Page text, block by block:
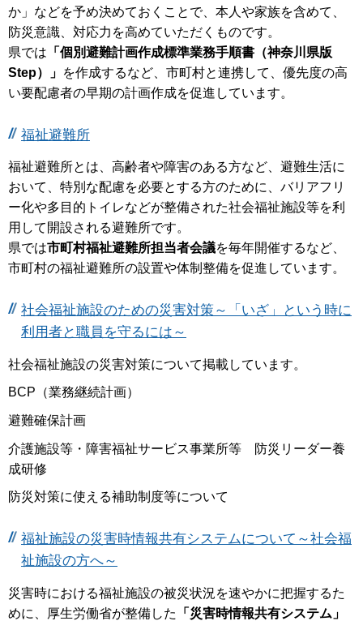
か」などを予め決めておくことで、本人や家族を含めて、
防災意識、対応力を高めていただくものです。
県では 「個別避難計画作成標準業務手順書（神奈川県版
Step）」 を作成するなど、市町村と連携して、優先度の高
い要配慮者の早期の計画作成を促進しています。
福祉避難所
福祉避難所とは、高齢者や障害のある方など、避難生活に
おいて、特別な配慮を必要とする方のために、バリアフリ
ー化や多目的トイレなどが整備された社会福祉施設等を利
用して開設される避難所です。
県では市町村福祉避難所担当者会議を毎年開催するなど、
市町村の福祉避難所の設置や体制整備を促進しています。
社会福祉施設のための災害対策～「いざ」という時に
利用者と職員を守るには～
社会福祉施設の災害対策について掲載しています。
BCP（業務継続計画）
避難確保計画
介護施設等・障害福祉サービス事業所等 防災リーダー養
成研修
防災対策に使える補助制度等について
福祉施設の災害時情報共有システムについて～社会福
祉施設の方へ～
災害時における福祉施設の被災状況を速やかに把握するた
めに、厚生労働省が整備した
「災害時情報共有システム」